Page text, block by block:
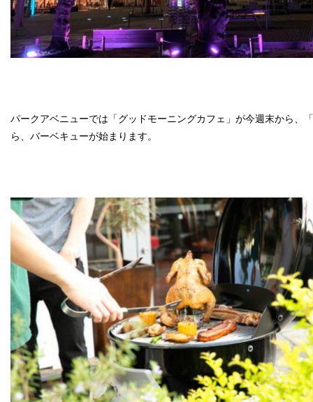
パークアベニューでは「グッドモーニングカフェ」が今週末から、
ら、バーベキューが始まります。